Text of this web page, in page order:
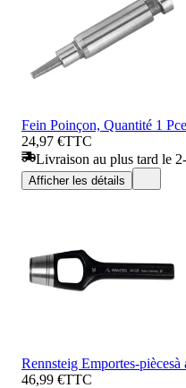
Fein Poinçon, Quantité 1 Pce
24,97 €TTC
Livraison au plus tard le
Afficher les détails
Rennsteig Emportes-
46,99 €TTC